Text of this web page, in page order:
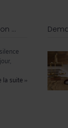
...
la suite››